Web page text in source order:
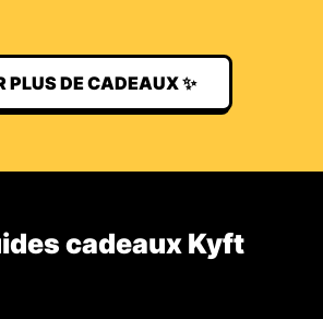
PLUS DE CADEAUX ✨
cadeaux Kyft​